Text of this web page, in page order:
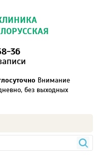
36
Внимание
без выходных